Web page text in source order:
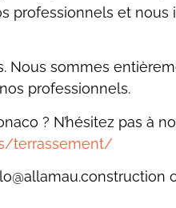
professionnels et nous
Nous sommes
professionnels.
? N’hésitez pas à
terrassement/